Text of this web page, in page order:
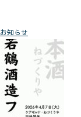
お知らせ